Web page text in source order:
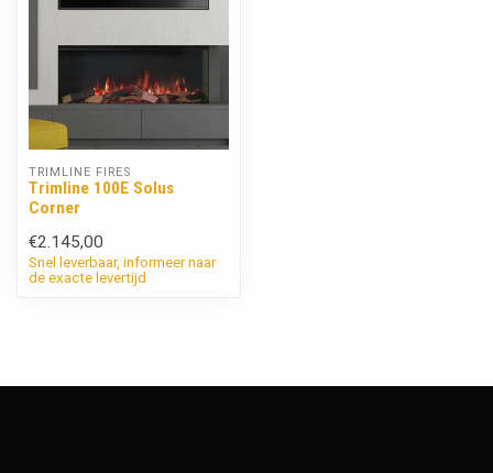
TRIMLINE FIRES
Trimline 100E Solus
Corner
€2.145,00
Snel leverbaar, informeer naar
de exacte levertijd